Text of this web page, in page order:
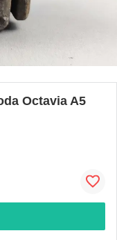
Octavia A5